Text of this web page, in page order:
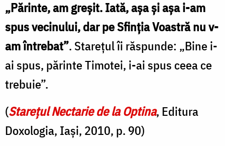
„Părinte, am greşit. Iată, aşa şi aşa i-am
spus vecinului, dar pe Sfinţia Voastră nu v-
am întrebat”. Stareţul îi răspunde: „Bine i-
ai spus, părinte Timotei, i-ai spus ceea ce
trebuie”.
(Starețul Nectarie de la Optina, Editura
Doxologia, Iași, 2010, p. 90)